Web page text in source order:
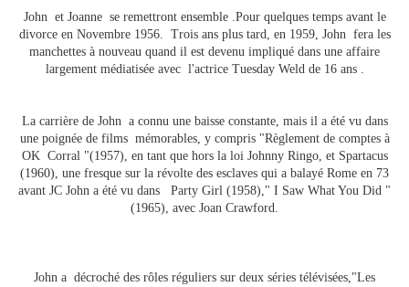
John et Joanne se remettront ensemble .Pour quelques temps avant le
divorce en Novembre 1956. Trois ans plus tard, en 1959, John fera les
manchettes à nouveau quand il est devenu impliqué dans une affaire
largement médiatisée avec l'actrice Tuesday Weld de 16 ans .
La carrière de John a connu une baisse constante, mais il a été vu dans
une poignée de films mémorables, y compris "Règlement de comptes à
OK Corral "(1957), en tant que hors la loi Johnny Ringo, et Spartacus
(1960), une fresque sur la révolte des esclaves qui a balayé Rome en 73
avant JC John a été vu dans Party Girl (1958)," I Saw What You Did "
(1965), avec Joan Crawford.
John a décroché des rôles réguliers sur deux séries télévisées,"Les